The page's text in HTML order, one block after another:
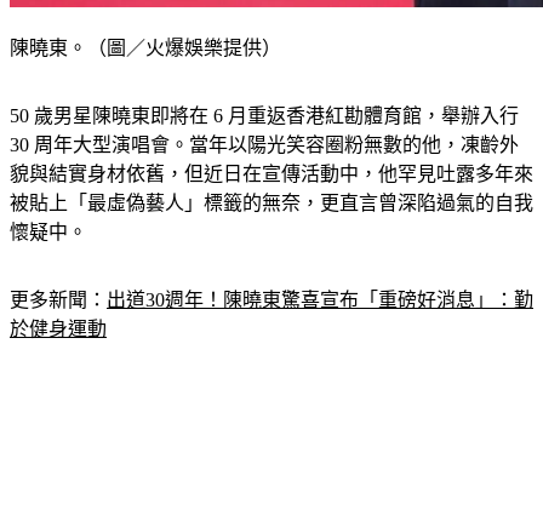
50 歲男星陳曉東即將在 6 月重返香港紅勘體育館，舉辦入行
30 周年大型演唱會。當年以陽光笑容圈粉無數的他，凍齡外
貌與結實身材依舊，但近日在宣傳活動中，他罕見吐露多年來
被貼上「最虛偽藝人」標籤的無奈，更直言曾深陷過氣的自我
更多新聞：